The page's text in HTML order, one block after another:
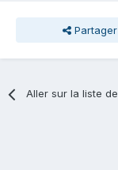
Partager
Aller sur la liste